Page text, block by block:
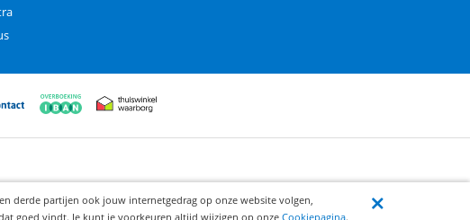
derde partijen ook jouw internetgedrag op onze website volgen,
goed vindt. Je kunt je voorkeuren altijd wijzigen op onze Cookiepagina.